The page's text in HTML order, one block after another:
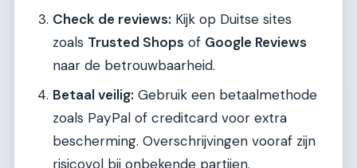
Check de reviews: Kijk op Duitse sites
zoals Trusted Shops of Google Reviews
naar de betrouwbaarheid.
Betaal veilig: Gebruik een betaalmethode
zoals PayPal of creditcard voor extra
bescherming. Overschrijvingen vooraf zijn
risicovol bij onbekende partijen.